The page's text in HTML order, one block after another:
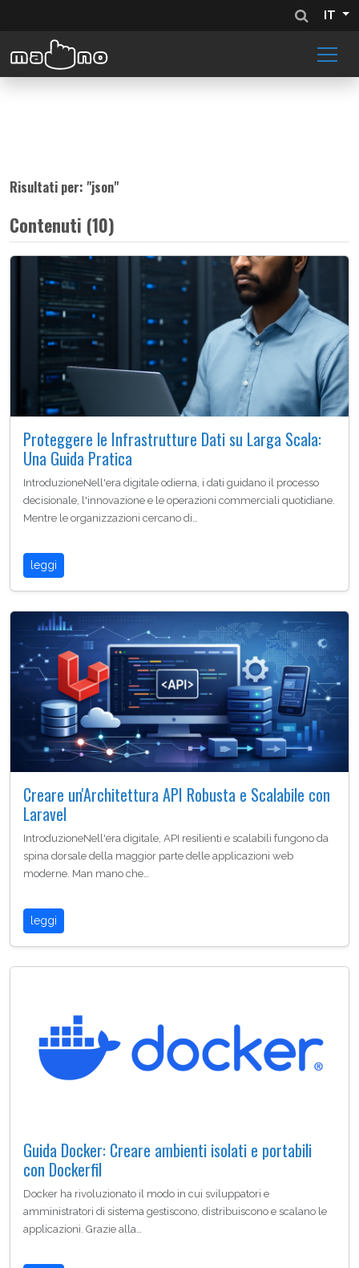
IT
Risultati per: "json"
Contenuti (10)
Proteggere le Infrastrutture Dati su Larga Scala:
Una Guida Pratica
IntroduzioneNell'era digitale odierna, i dati guidano il processo
decisionale, l'innovazione e le operazioni commerciali quotidiane.
Mentre le organizzazioni cercano di…
leggi
Creare un'Architettura API Robusta e Scalabile con
Laravel
IntroduzioneNell'era digitale, API resilienti e scalabili fungono da
spina dorsale della maggior parte delle applicazioni web
moderne. Man mano che…
leggi
Guida Docker: Creare ambienti isolati e portabili
con Dockerfil
Docker ha rivoluzionato il modo in cui sviluppatori e
amministratori di sistema gestiscono, distribuiscono e scalano le
applicazioni. Grazie alla…